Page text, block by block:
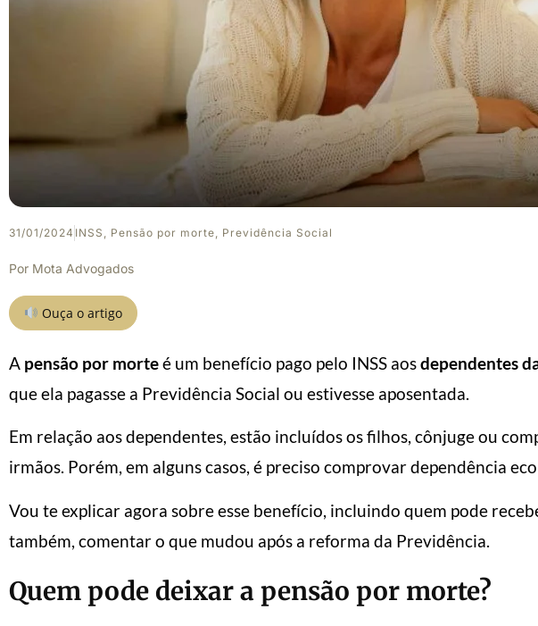
31/01/2024 INSS , Pensão por morte, Previdência Social
Por Mota Advogados
Ouça o artigo
A pensão por morteé um benefício pago pelo INSS aosdependentes
que ela pagasse a Previdência Social ou estivesse aposentada.
Em relação aos dependentes, estão incluídos os filhos, cônjuge ou
irmãos. Porém, em alguns casos, é preciso comprovar dependência
Vou te explicar agora sobre esse benefício, incluindo quem pode
também, comentar o que mudou após a reforma da Previdência.
Quem pode deixar a pensão por morte?